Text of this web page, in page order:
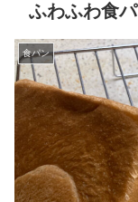
ふわふわ食
食パン